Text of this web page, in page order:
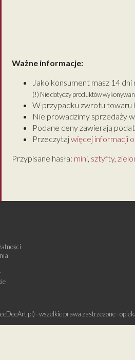
Ważne informacje:
Jako konsument masz 14
(!) Nie dotyczy produktów
W przypadku zwrotu towaru
Nie prowadzimy sprzedaży
Podane ceny zawierają
Przeczytajwięcej informacji
Przypisane hasła: mini, sztyfty,
- wszelkie prawa zastrzeżone -